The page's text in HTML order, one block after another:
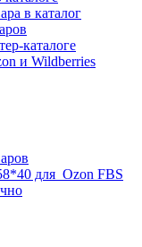
в каталог
каталоге
и Wildberries
для Ozon FBS